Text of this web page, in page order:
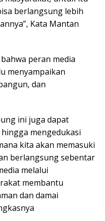
berlangsung lebih
Kata Mantan
bahwa peran media
menyampaikan
dan
ini juga dapat
mengedukasi
kita akan memasuki
berlangsung sebentar
melalui
membantu
dan damai